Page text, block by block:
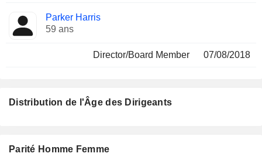
Parker Harris
59 ans
Director/Board Member 07/08/2018
Distribution de l'Âge des Dirigeants
Parité Homme Femme